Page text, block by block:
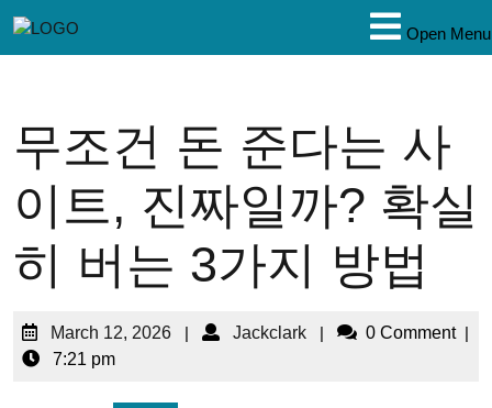
Open Menu
무조건 돈 준다는 사
이트, 진짜일까? 확실
히 버는 3가지 방법
March 12, 2026 | Jackclark | 0 Comment |
7:21 pm